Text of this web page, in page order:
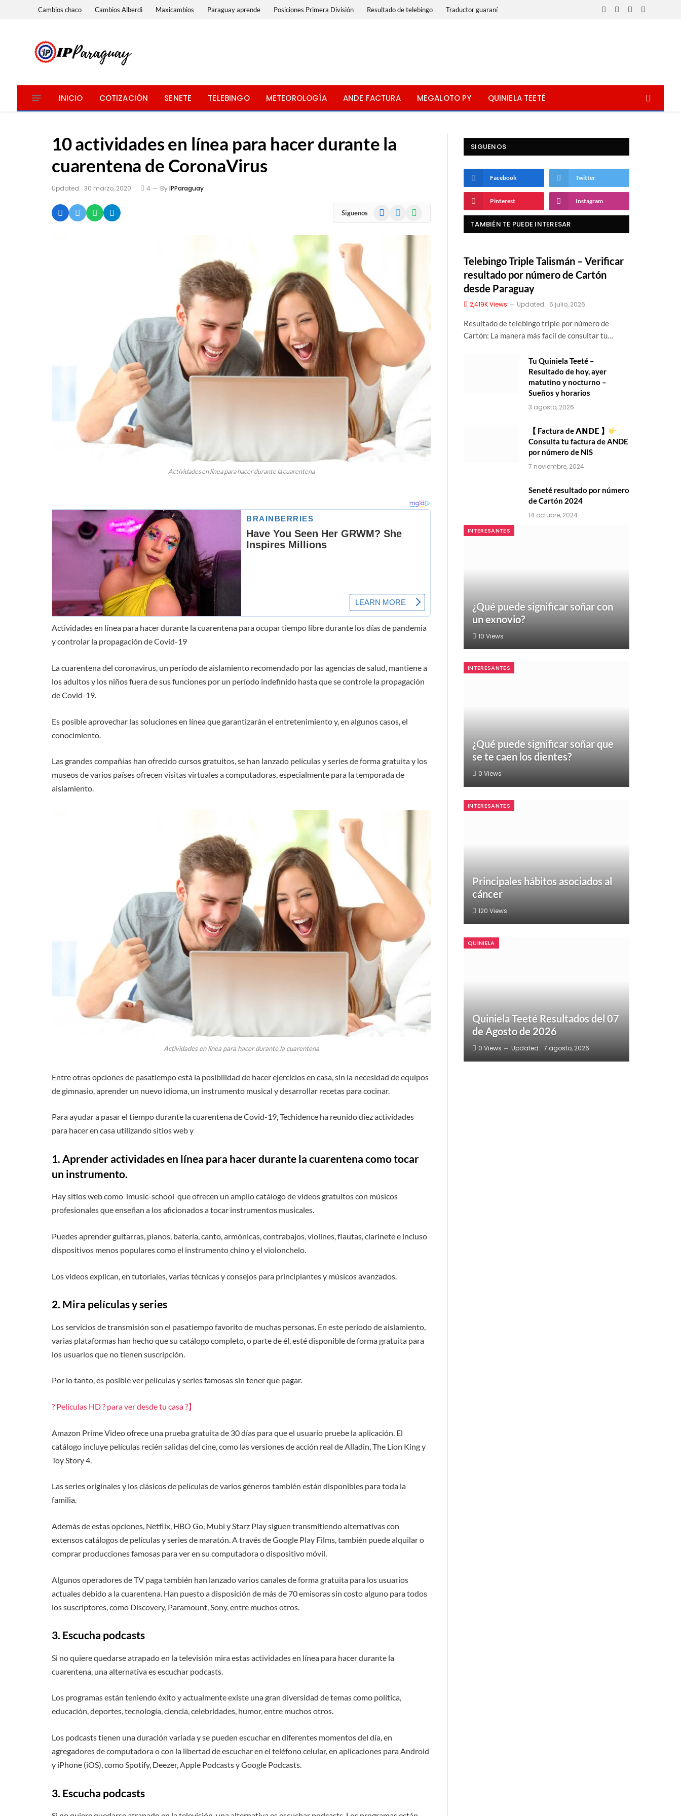
Cambios chaco Cambios Alberdi Maxicambios Paraguay aprende Posiciones Primera División Resultado de telebingo Traductor guaraní
Facebook
X
InstagramWhatsApp
INICIO COTIZACIÓN SENETE TELEBINGO METEOROLOGÍA ANDE FACTURA MEGALOTO PY QUINIELA TEETÉ
10 actividades en línea para hacer durante la
cuarentena de CoronaVirus
Updated: 30 marzo, 2020 4 ByIPParaguay
Siguenos Facebook WhatsApp
Actividades en línea para hacer durante la cuarentena
Actividades en línea para hacer durante la cuarentena para ocupar tiempo libre durante los días de pandemia
y controlar la propagación de Covid-19
La cuarentena del coronavirus, un período de aislamiento recomendado por las agencias de salud, mantiene a
los adultos y los niños fuera de sus funciones por un período indefinido hasta que se controle la propagación
de Covid-19.
Es posible aprovechar las soluciones en línea que garantizarán el entretenimiento y, en algunos casos, el
conocimiento.
Las grandes compañías han ofrecido cursos gratuitos, se han lanzado películas y series de forma gratuita y los
museos de varios países ofrecen visitas virtuales a computadoras, especialmente para la temporada de
aislamiento.
Actividades en línea para hacer durante la cuarentena
Entre otras opciones de pasatiempo está la posibilidad de hacer ejercicios en casa, sin la necesidad de equipos
de gimnasio, aprender un nuevo idioma, un instrumento musical y desarrollar recetas para cocinar.
Para ayudar a pasar el tiempo durante la cuarentena de Covid-19, Techidence ha reunido diez actividades
para hacer en casa utilizando sitios web y
1. Aprender actividades en línea para hacer durante la cuarentena como tocar
un instrumento.
Hay sitios web como imusic-school que ofrecen un amplio catálogo de videos gratuitos con músicos
profesionales que enseñan a los aficionados a tocar instrumentos musicales.
Puedes aprender guitarras, pianos, batería, canto, armónicas, contrabajos, violines, flautas, clarinete e incluso
dispositivos menos populares como el instrumento chino y el violonchelo.
Los videos explican, en tutoriales, varias técnicas y consejos para principiantes y músicos avanzados.
2. Mira películas y series
Los servicios de transmisión son el pasatiempo favorito de muchas personas. En este período de aislamiento,
varias plataformas han hecho que su catálogo completo, o parte de él, esté disponible de forma gratuita para
los usuarios que no tienen suscripción.
Por lo tanto, es posible ver películas y series famosas sin tener que pagar.
? Películas HD ? para ver desde tu casa ?】
Amazon Prime Video ofrece una prueba gratuita de 30 días para que el usuario pruebe la aplicación. El
catálogo incluye películas recién salidas del cine, como las versiones de acción real de Alladin, The Lion King y
Toy Story 4.
Las series originales y los clásicos de películas de varios géneros también están disponibles para toda la
familia.
Además de estas opciones, Netflix, HBO Go, Mubi y Starz Play siguen transmitiendo alternativas con
extensos catálogos de películas y series de maratón. A través de Google Play Films, también puede alquilar o
comprar producciones famosas para ver en su computadora o dispositivo móvil.
Algunos operadores de TV paga también han lanzado varios canales de forma gratuita para los usuarios
actuales debido a la cuarentena. Han puesto a disposición de más de 70 emisoras sin costo alguno para todos
los suscriptores, como Discovery, Paramount, Sony, entre muchos otros.
3. Escucha podcasts
Si no quiere quedarse atrapado en la televisión mira estas actividades en línea para hacer durante la
cuarentena, una alternativa es escuchar podcasts.
Los programas están teniendo éxito y actualmente existe una gran diversidad de temas como política,
educación, deportes, tecnología, ciencia, celebridades, humor, entre muchos otros.
Los podcasts tienen una duración variada y se pueden escuchar en diferentes momentos del día, en
agregadores de computadora o con la libertad de escuchar en el teléfono celular, en aplicaciones para Android
y iPhone (iOS), como Spotify, Deezer, Apple Podcasts y Google Podcasts.
3. Escucha podcasts
SIGUENOS
Facebook Twitter
Pinterest Instagram
TAMBIÉN TE PUEDE INTERESAR
Telebingo Triple Talismán – Verificar
resultado por número de Cartón
desde Paraguay
2,419KViews Updated: 6 julio, 2026
Resultado de telebingo triple por número de
Cartón: La manera más facil de consultar tu…
Tu Quiniela Teeté –
Resultado de hoy, ayer
matutino y nocturno –
Sueños y horarios
3 agosto, 2026
【 Factura de 𝗔𝗡𝗗𝗘 】
Consulta tu factura de ANDE
por número de NIS
7 noviembre, 2024
Seneté resultado por número
de Cartón 2024
14 octubre, 2024
INTERESANTES
¿Qué puede significar soñar con
un exnovio?
10 Views
INTERESANTES
¿Qué puede significar soñar que
se te caen los dientes?
0 Views
INTERESANTES
Principales hábitos asociados al
cáncer
120 Views
QUINIELA
Quiniela Teeté Resultados del 07
de Agosto de 2026
0 Views Updated: 7 agosto, 2026